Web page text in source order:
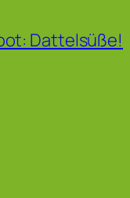
Dattelsüße!